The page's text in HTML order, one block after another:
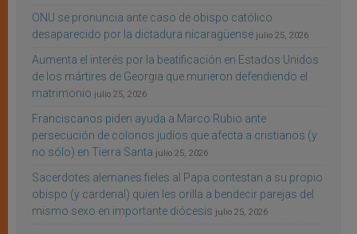
ONU se pronuncia ante caso de obispo católico
desaparecido por la dictadura nicaragüense julio 25, 2026
Aumenta el interés por la beatificación en Estados Unidos
de los mártires de Georgia que murieron defendiendo el
matrimonio julio 25, 2026
Franciscanos piden ayuda a Marco Rubio ante
persecución de colonos judíos que afecta a cristianos (y
no sólo) en Tierra Santa julio 25, 2026
Sacerdotes alemanes fieles al Papa contestan a su propio
obispo (y cardenal) quien les orilla a bendecir parejas del
mismo sexo en importante diócesis julio 25, 2026